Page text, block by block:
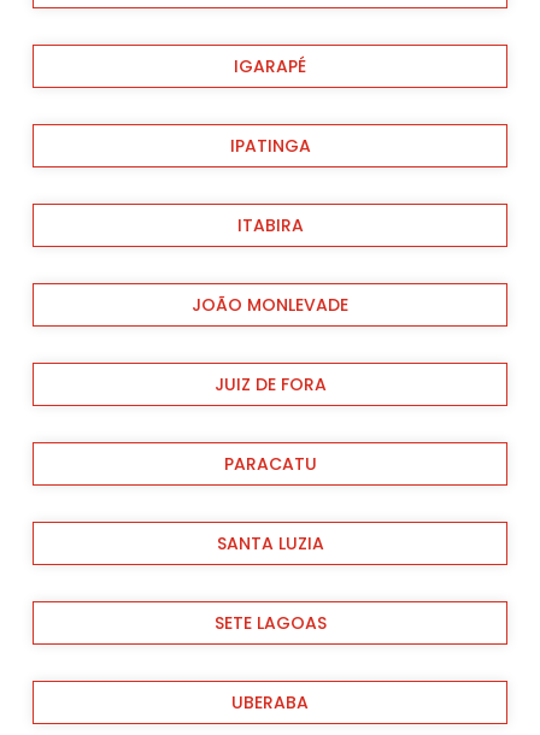
IGARAPÉ
IPATINGA
ITABIRA
JOÃO MONLEVADE
JUIZ DE FORA
PARACATU
SANTA LUZIA
SETE LAGOAS
UBERABA